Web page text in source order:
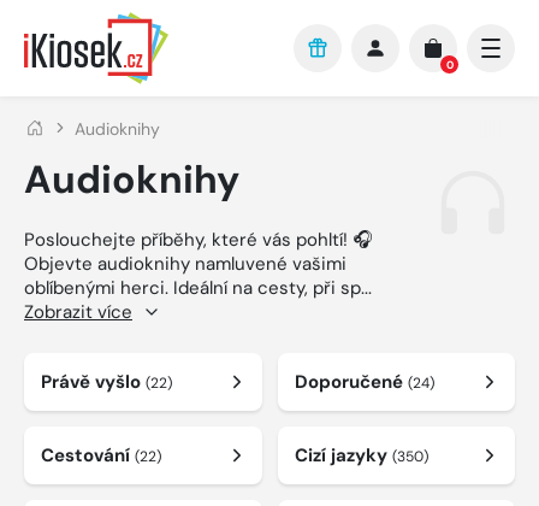
Přejít na hlavní obsah
0
Audioknihy
Audioknihy
Poslouchejte příběhy, které vás pohltí! 🎧
Objevte audioknihy namluvené vašimi
oblíbenými herci. Ideální na cesty, při sp...
Zobrazit více
Právě vyšlo (22) Doporučené (24)
Cestování (22) Cizí jazyky (350)